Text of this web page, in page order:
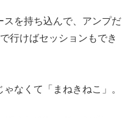
スを持ち込んで、アンプだ
行けばセッションもでき
なくて「まねきねこ」。